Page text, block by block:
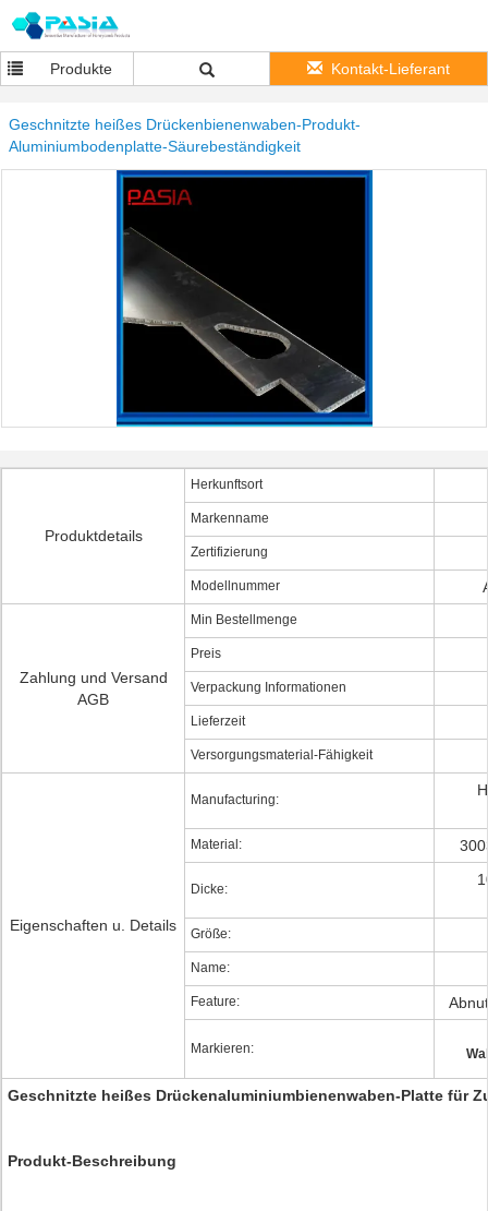
Produkte Kontakt-Lieferant
Geschnitzte heißes Drückenbienenwaben-Produkt-
Aluminiumbodenplatte-Säurebeständigkeit
Produktdetails
Herkunftsort
Markenname
Zertifizierung
Modellnummer
Zahlung und Versand
AGB
Min Bestellmenge
Preis
Verpackung Informationen
Lieferzeit
Versorgungsmaterial-Fähigkeit
Eigenschaften u. Details
Manufacturing:
Material:
Dicke:
Größe:
Name:
Feature:
Markieren:
Geschnitzte heißes Drückenaluminiumbienenwaben-Platte für
Produkt-Beschreibung